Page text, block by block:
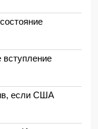
если США